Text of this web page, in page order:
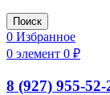
Поиск
0 Избранное
0 элемент 0 ₽
8 (927) 955-52-